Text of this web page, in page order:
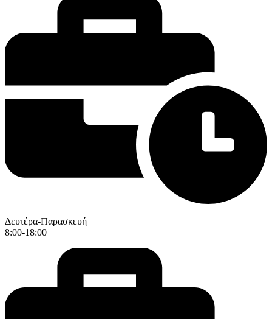
Δευτέρα-Παρασκευή
8:00-18:00